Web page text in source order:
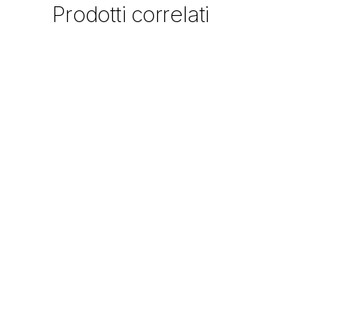
Prodotti correlati